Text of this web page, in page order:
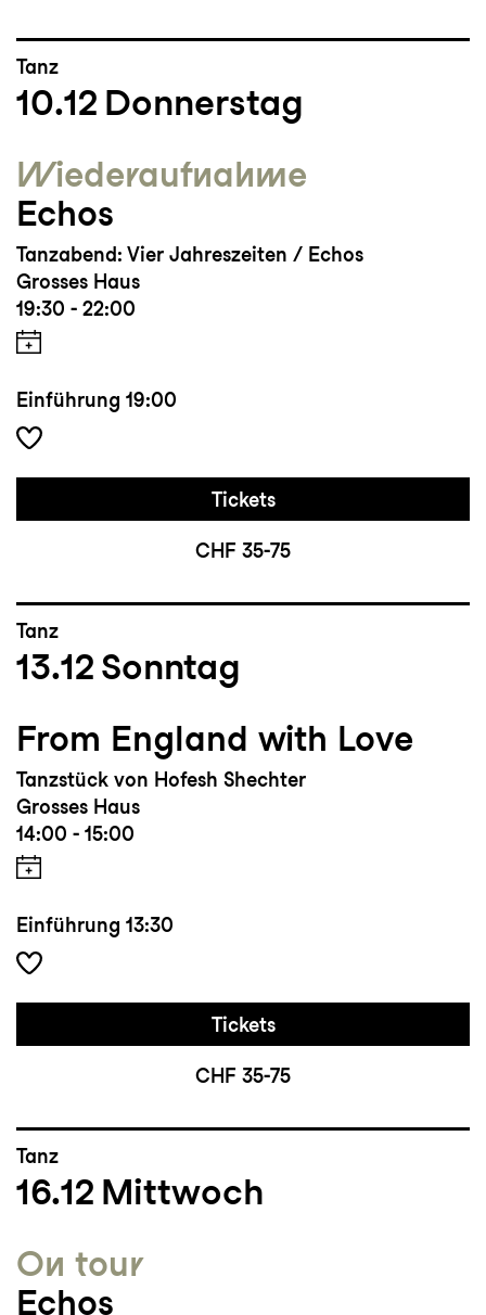
Tanz
10.12 Donnerstag
Wieder­aufnahme
Echos
Tanzabend: Vier Jahreszeiten / Echos
Grosses Haus
19:30 - 22:00
Einführung 19:00
Tickets
CHF 35-75
Tanz
13.12 Sonntag
From England with Love
Tanzstück von Hofesh Shechter
Grosses Haus
14:00 - 15:00
Einführung 13:30
Tickets
CHF 35-75
Tanz
16.12 Mittwoch
On tour
Echos